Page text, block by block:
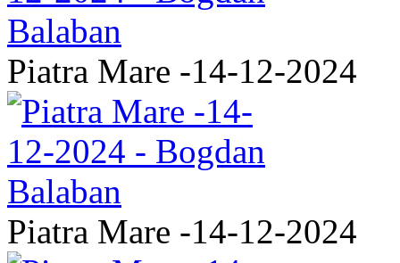
Piatra Mare -14-12-2024
Piatra Mare -14-12-2024